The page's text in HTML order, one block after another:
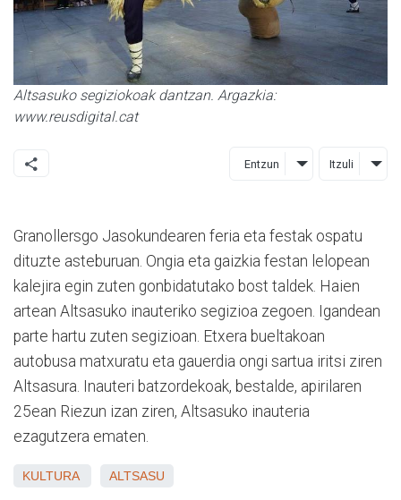
Altsasuko segiziokoak dantzan. Argazkia:
www.reusdigital.cat
Entzun Itzuli
Granollersgo Jasokundearen feria eta festak ospatu
dituzte asteburuan. Ongia eta gaizkia festan lelopean
kalejira egin zuten gonbidatutako bost taldek. Haien
artean Altsasuko inauteriko segizioa zegoen. Igandean
parte hartu zuten segizioan. Etxera bueltakoan
autobusa matxuratu eta gauerdia ongi sartua iritsi ziren
Altsasura. Inauteri batzordekoak, bestalde, apirilaren
25ean Riezun izan ziren, Altsasuko inauteria
ezagutzera ematen.
KULTURA ALTSASU